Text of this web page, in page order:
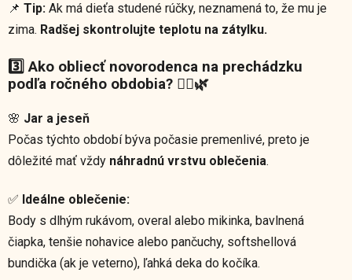
📌 Tip: Ak má dieťa studené rúčky, neznamená to, že mu je
zima. Radšej skontrolujte teplotu na zátylku.
3️⃣ Ako obliecť novorodenca na prechádzku
podľa ročného obdobia? 🚶‍♀️🌿
🌸 Jar a jeseň
Počas týchto období býva počasie premenlivé, preto je
dôležité mať vždy náhradnú vrstvu oblečenia.
✅ Ideálne oblečenie:
Body s dlhým rukávom, overal alebo mikinka, bavlnená
čiapka, tenšie nohavice alebo pančuchy, softshellová
bundička (ak je veterno), ľahká deka do kočíka.